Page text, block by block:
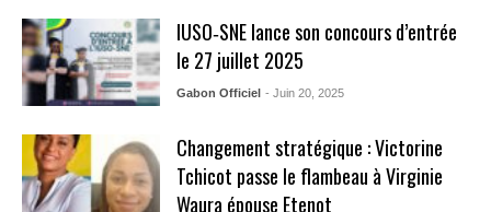
IUSO‑SNE lance son concours d’entrée
le 27 juillet 2025
Gabon Officiel - Juin 20, 2025
Changement stratégique : Victorine
Tchicot passe le flambeau à Virginie
Waura épouse Etenot